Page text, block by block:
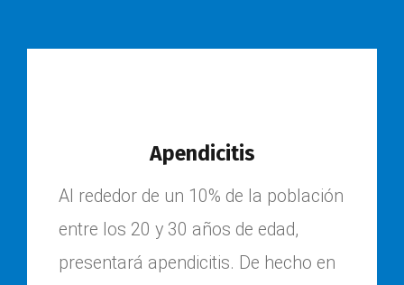
Apendicitis
Al rededor de un 10% de la población
entre los 20 y 30 años de edad,
presentará apendicitis. De hecho en